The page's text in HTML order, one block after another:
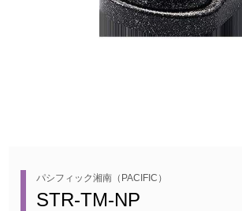
パシフィック湘南（PACIFIC）
STR-TM-NP